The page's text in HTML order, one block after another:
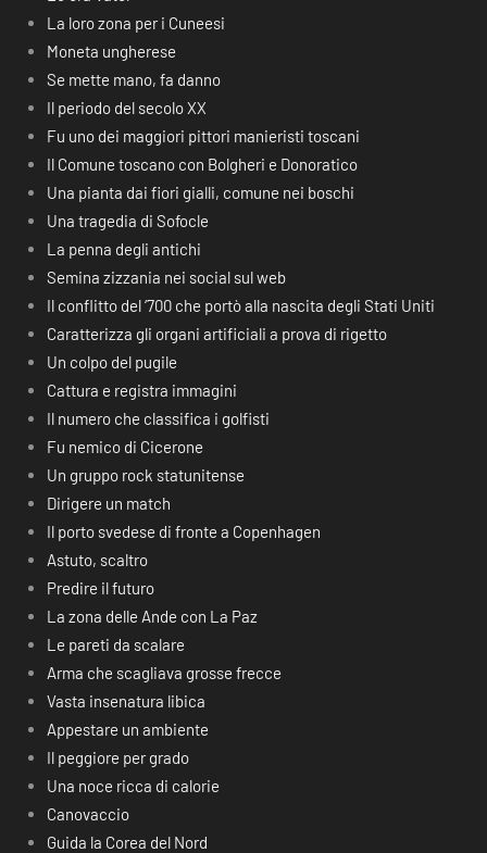
La loro zona per i Cuneesi
Moneta ungherese
Se mette mano, fa danno
Il periodo del secolo XX
Fu uno dei maggiori pittori manieristi toscani
Il Comune toscano con Bolgheri e Donoratico
Una pianta dai fiori gialli, comune nei boschi
Una tragedia di Sofocle
La penna degli antichi
Semina zizzania nei social sul web
Il conflitto del ‘700 che portò alla nascita degli Stati Uniti
Caratterizza gli organi artificiali a prova di rigetto
Un colpo del pugile
Cattura e registra immagini
Il numero che classifica i golfisti
Fu nemico di Cicerone
Un gruppo rock statunitense
Dirigere un match
Il porto svedese di fronte a Copenhagen
Astuto, scaltro
Predire il futuro
La zona delle Ande con La Paz
Le pareti da scalare
Arma che scagliava grosse frecce
Vasta insenatura libica
Appestare un ambiente
Il peggiore per grado
Una noce ricca di calorie
Canovaccio
Guida la Corea del Nord